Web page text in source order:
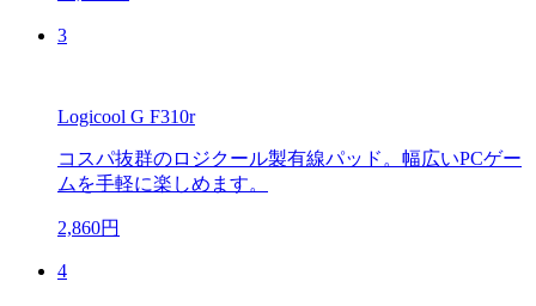
3
Logicool G F310r
コスパ抜群のロジクール製有線パッド。幅広いPCゲー
ムを手軽に楽しめます。
2,860円
4